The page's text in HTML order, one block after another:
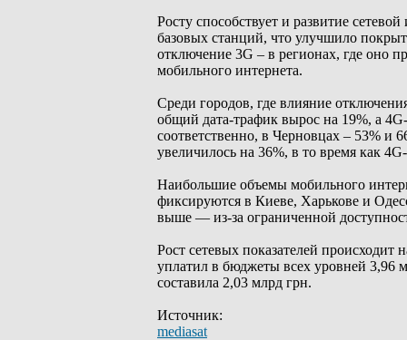
Росту способствует и развитие
базовых станций, что улучшило
отключение 3G – в регионах, где оно
мобильного интернета.
Среди городов, где влияние
общий дата-трафик вырос на 19%, а
соответственно, в Черновцах – 53% и
увеличилось на 36%, в то время как
Наибольшие объемы мобильного
фиксируются в Киеве, Харькове и
выше — из-за ограниченной
Рост сетевых показателей происходит
уплатил в бюджеты всех уровней 3,96
составила 2,03 млрд грн.
Источник:
mediasat